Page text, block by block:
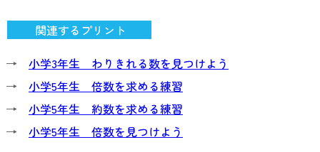
関連するプリント
→ 小学3年生 わりきれる数を見つけよう
→ 小学5年生 倍数を求める練習
→ 小学5年生 約数を求める練習
→ 小学5年生 倍数を見つけよう